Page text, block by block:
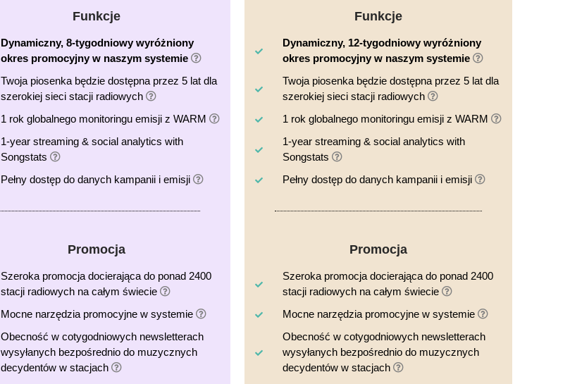
Funkcje
Dynamiczny, 8-tygodniowy wyróżniony
okres promocyjny w naszym systemie
Twoja piosenka będzie dostępna przez 5 lat dla
szerokiej sieci stacji radiowych
1 rok globalnego monitoringu emisji z WARM
1-year streaming & social analytics with
Songstats
Pełny dostęp do danych kampanii i emisji
Funkcje
Dynamiczny, 12-tygodniowy wyróżniony
okres promocyjny w naszym systemie
Twoja piosenka będzie dostępna przez 5 lat dla
szerokiej sieci stacji radiowych
1 rok globalnego monitoringu emisji z WARM
1-year streaming & social analytics with
Songstats
Pełny dostęp do danych kampanii i emisji
Promocja
Szeroka promocja docierająca do ponad 2400
stacji radiowych na całym świecie
Mocne narzędzia promocyjne w systemie
Obecność w cotygodniowych newsletterach
wysyłanych bezpośrednio do muzycznych
decydentów w stacjach
Promocja
Szeroka promocja docierająca do ponad 2400
stacji radiowych na całym świecie
Mocne narzędzia promocyjne w systemie
Obecność w cotygodniowych newsletterach
wysyłanych bezpośrednio do muzycznych
decydentów w stacjach